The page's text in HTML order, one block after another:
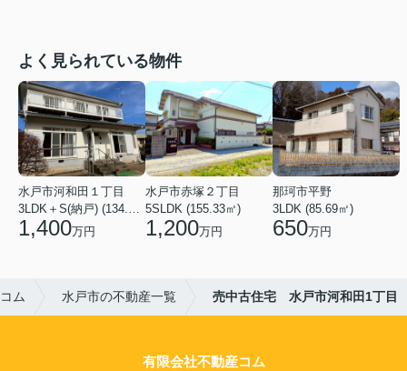
よく見られている物件
水戸市河和田１丁目
3LDK＋S(納戸) (134.14㎡)
1,400万円
水戸市赤塚２丁目
5SLDK (155.33㎡)
1,200万円
那珂市平野
3LDK (85.69㎡)
650万円
ム 水戸市の不動産一覧 売中古住宅 水戸市河和田1丁目
有限会社不動産コム